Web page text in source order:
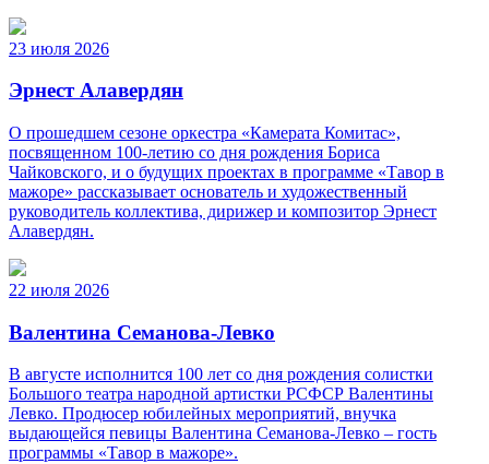
23 июля 2026
Эрнест Алавердян
О прошедшем сезоне оркестра «Камерата Комитас»,
посвященном 100-летию со дня рождения Бориса
Чайковского, и о будущих проектах в программе «Тавор в
мажоре» рассказывает основатель и художественный
руководитель коллектива, дирижер и композитор Эрнест
Алавердян.
22 июля 2026
Валентина Семанова-Левко
В августе исполнится 100 лет со дня рождения солистки
Большого театра народной артистки РСФСР Валентины
Левко. Продюсер юбилейных мероприятий, внучка
выдающейся певицы Валентина Семанова-Левко – гость
программы «Тавор в мажоре».